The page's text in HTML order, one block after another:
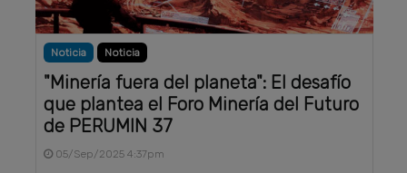
Noticia Noticia
"Minería fuera del planeta": El desafío
que plantea el Foro Minería del Futuro
de PERUMIN 37
05/Sep/2025 4:37pm